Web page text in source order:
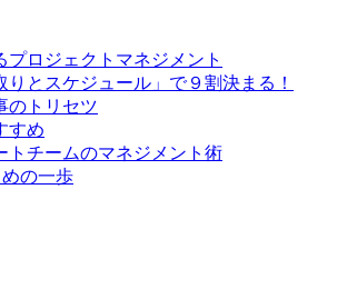
プロジェクトマネジメント
りとスケジュール」で９割決まる！
のトリセツ
すめ
トチームのマネジメント術
の一歩